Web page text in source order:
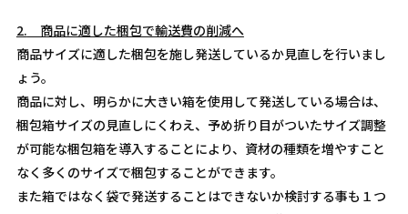
2. 商品に適した梱包で輸送費の削減へ
商品サイズに適した梱包を施し発送しているか見直しを行いまし
ょう。
商品に対し、明らかに大きい箱を使用して発送している場合は、
梱包箱サイズの見直しにくわえ、予め折り目がついたサイズ調整
が可能な梱包箱を導入することにより、資材の種類を増やすこと
なく多くのサイズで梱包することができます。
また箱ではなく袋で発送することはできないか検討する事も１つ